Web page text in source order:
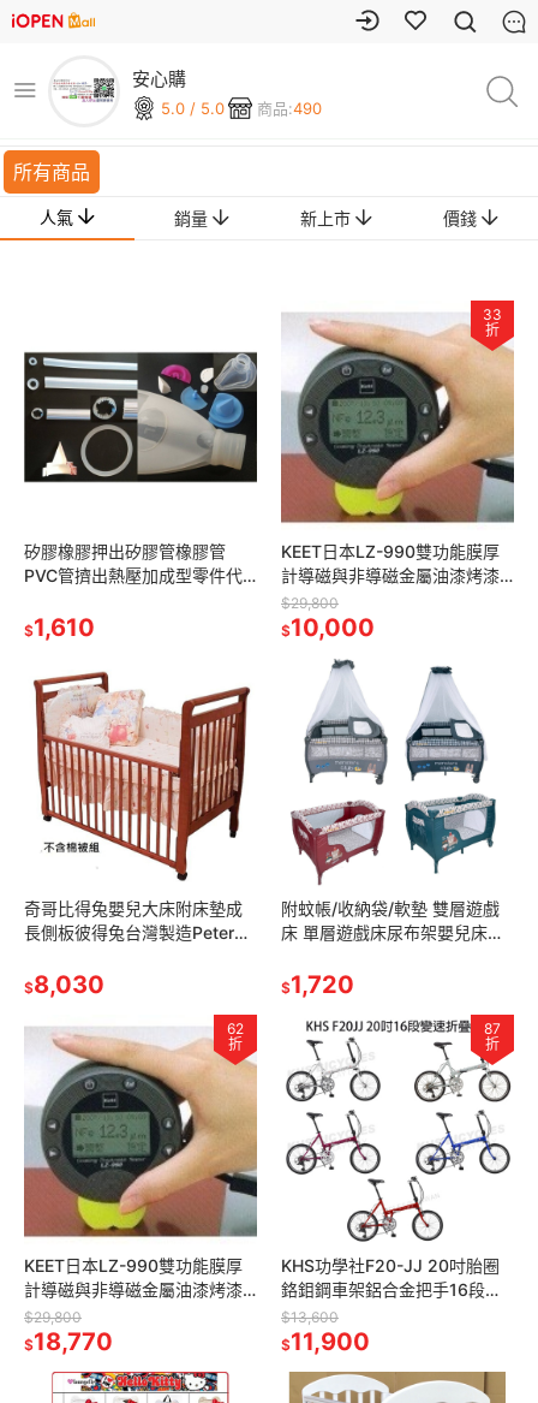
安心購
5.0 / 5.0 商品:490
所有商品
人氣 銷量 新上市 價錢
矽膠橡膠押出矽膠管橡膠管
PVC管擠出熱壓加成型零件代
橡膠醫療器材食品業顯影管X-
Ray顯影線
$1,610
33
折
KEET日本LZ-990雙功能膜厚
計導磁與非導磁金屬油漆烤漆
膜厚計 塗層計 厚度計 膜厚儀
測厚儀 漆膜儀LZ 990
$29,800
$10,000
奇哥比得兔嬰兒大床附床墊成
長側板彼得兔台灣製造Peter
兒床
$8,030
附蚊帳/收納袋/軟墊 雙層遊戲
床 單層遊戲床尿布架嬰兒床雙
布檯 Mother＇s Love
$1,720
62
折
KEET日本LZ-990雙功能膜厚
計導磁與非導磁金屬油漆烤漆
膜厚計 塗層計 厚度計 膜厚儀
測厚儀 漆膜儀LZ 990
$29,800
$18,770
87
折
KHS功學社F20-JJ 20吋胎圈
鉻鉬鋼車架鋁合金把手16段變
速折疊腳踏車小折變速摺疊車
摺疊單車 白色藍色紅色紫色灰
$13,600
$11,900